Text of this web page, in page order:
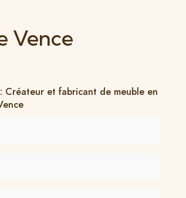
Vence
Créateur et fabricant de meuble en